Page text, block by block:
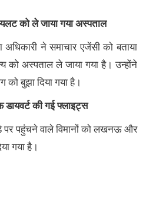
को ले जाया गया अस्पताल
ने समाचार एजेंसी को बताया
को अस्पताल ले जाया गया है। उन्होंने
को बुझा दिया गया है।
की गई फ्लाइट्स
पर पहुंचने वाले विमानों को लखनऊ और
गया है।